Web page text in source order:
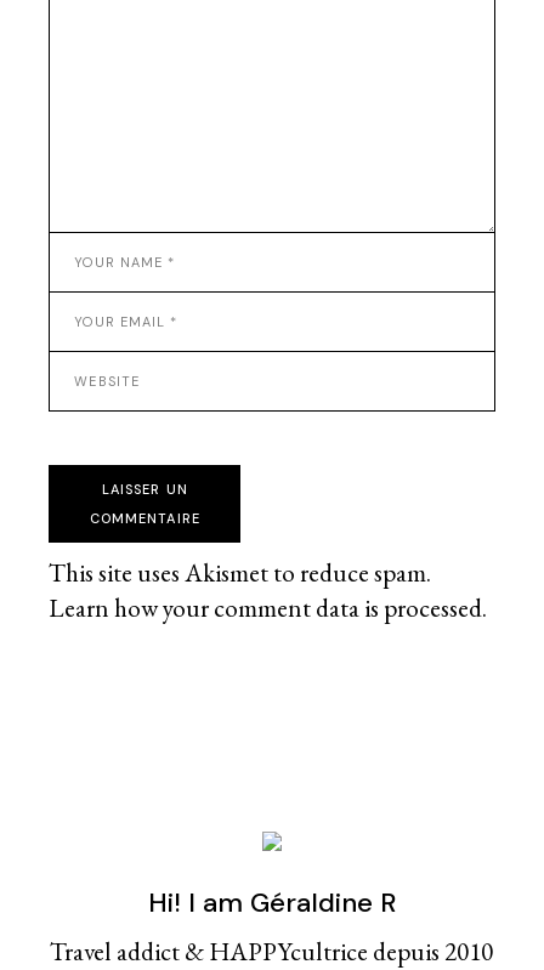
LAISSER UN
COMMENTAIRE
This site uses Akismet to reduce spam.
Learn how your comment data is processed.
Hi! I am Géraldine R
Travel addict & HAPPYcultrice depuis 2010